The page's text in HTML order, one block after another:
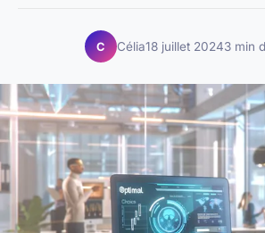
C Célia18 juillet 20243 min